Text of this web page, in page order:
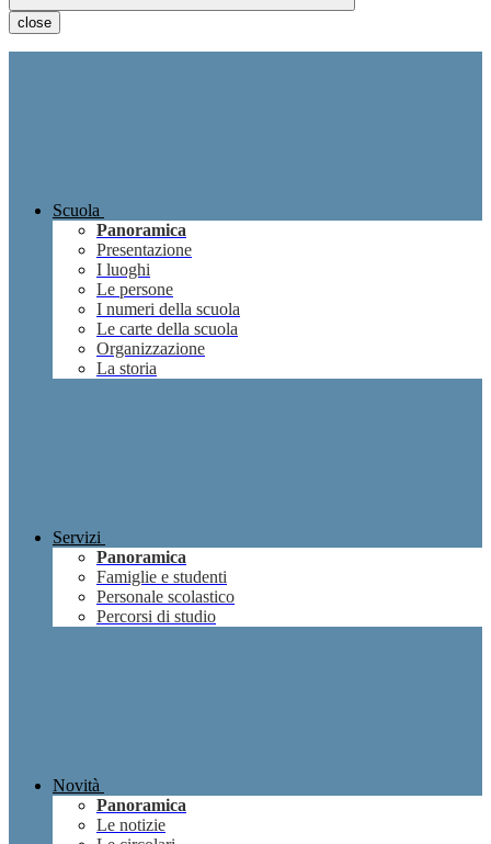
close
Scuola
Panoramica
Presentazione
I luoghi
Le persone
I numeri della scuola
Le carte della scuola
Organizzazione
La storia
Servizi
Panoramica
Famiglie e studenti
Personale scolastico
Percorsi di studio
Novità
Panoramica
Le notizie